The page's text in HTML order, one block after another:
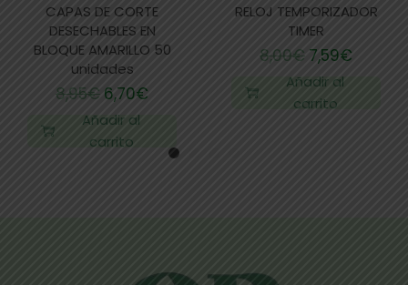
CAPAS DE CORTE
DESECHABLES EN
BLOQUE AMARILLO 50
unidades
8,95€ 6,70€
Añadir al
carrito
RELOJ TEMPORIZADOR
TIMER
8,00€ 7,59€
Añadir al
carrito